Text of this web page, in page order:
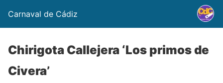
Carnaval de Cádiz
Chirigota Callejera ‘Los primos de
Civera’